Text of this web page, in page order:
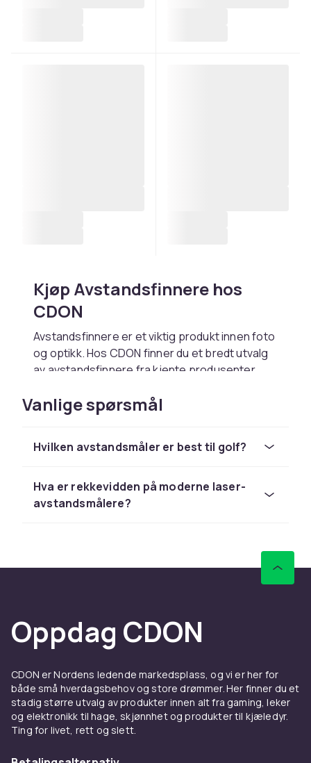
Kjøp Avstandsfinnere hos
CDON
Avstandsfinnere er et viktig produkt innen foto
og optikk. Hos CDON finner du et bredt utvalg
av avstandsfinnere fra kjente produsenter
du er nybegynner eller profesjonell fotograf,
har vi riktig produkt for deg.
Når du velger avstandsfinnere, er det viktig å
vurdere kompatibilitet med kamerasystemet
produktbeskrivelsene nøye og sammenlign
spesifikasjoner. Vi tilbyr konkurransedyktige
CDON.
avstandsfinnere fra kjente merker til
konkurransedyktige priser. Sammenlign
produkter, les kundeanmeldelser og handel
trygt online.
Vårt brede sortiment av avstandsfinnere
dekker alle behov – fra nybegynnervennlige
modeller til avansert profesjonelt utstyr. God
CDON.
Vanlige spørsmål
Hvilken avstandsmåler er best til golf?
Hva er rekkevidden på moderne laser-
avstandsmålere?
Oppdag CDON
CDON er Nordens ledende markedsplass, og vi er her for
både små hverdagsbehov og store drømmer. Her finner du et
stadig større utvalg av produkter innen alt fra gaming, leker
og elektronikk til hage, skjønnhet og produkter til kjæledyr.
Ting for livet, rett og slett.